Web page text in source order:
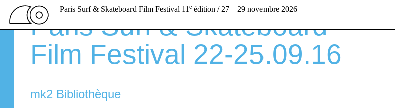
Paris Surf & Skateboard Film Festival 11 e édition / 27 – 29 novembre 2026
Paris Surf & Skateboard
Film Festival 22‑25.09.16
mk2 Bibliothèque